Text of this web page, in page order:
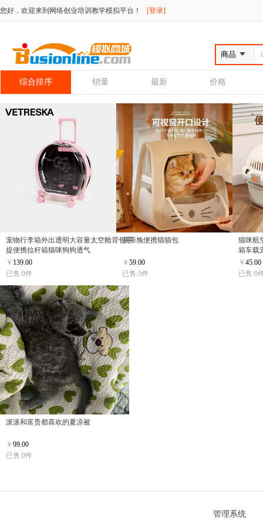
您好，欢迎来到网络创业培训教学模拟平台！ [登录]
综合排序 销量 最新 价格
宠物行李箱外出透明大容量太空舱背包手
提便携拉杆箱猫咪狗狗透气
￥ 139.00
已售:0件
荼荼堍便携猫猫包
￥ 59.00
已售:3件
猫咪航
箱车载
￥ 45.00
已售:0
滚滚和富贵都喜欢的夏凉被
￥ 99.00
已售:0件
管理系统